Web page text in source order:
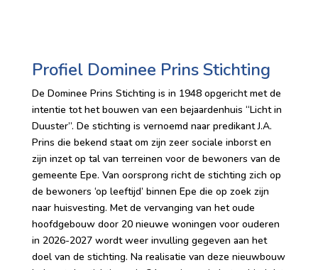
Profiel Dominee Prins Stichting
De Dominee Prins Stichting is in 1948 opgericht met de
intentie tot het bouwen van een bejaardenhuis “Licht in
Duuster”. De stichting is vernoemd naar predikant J.A.
Prins die bekend staat om zijn zeer sociale inborst en
zijn inzet op tal van terreinen voor de bewoners van de
gemeente Epe. Van oorsprong richt de stichting zich op
de bewoners ‘op leeftijd’ binnen Epe die op zoek zijn
naar huisvesting. Met de vervanging van het oude
hoofdgebouw door 20 nieuwe woningen voor ouderen
in 2026-2027 wordt weer invulling gegeven aan het
doel van de stichting. Na realisatie van deze nieuwbouw